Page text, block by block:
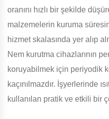
oranını hızlı bir şekilde
malzemelerin kuruma
hizmet skalasında yer alıp
Nem kurutma cihazlarının
koruyabilmek için periyodik
kaçınılmazdır. İşyerlerinde
kullanılan pratik ve etkili bir